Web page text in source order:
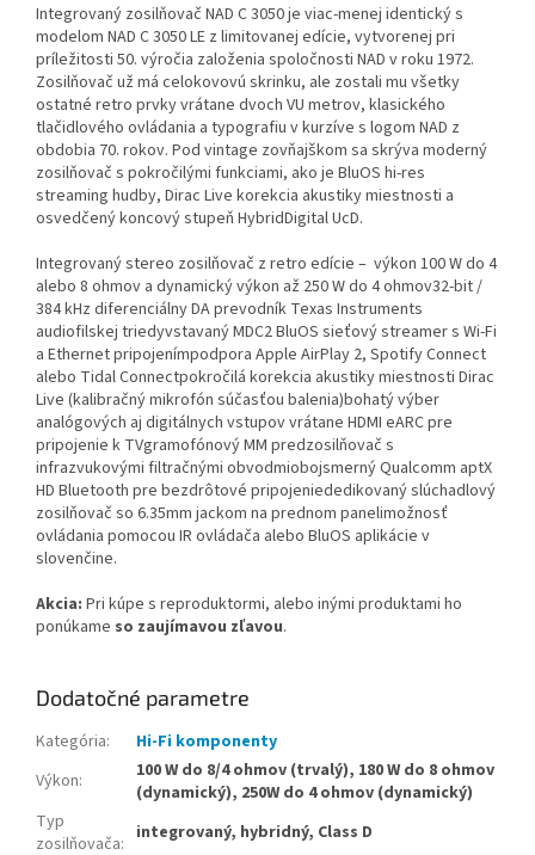
Integrovaný zosilňovač NAD C 3050 je viac-menej identický s
modelom NAD C 3050 LE z limitovanej edície, vytvorenej pri
príležitosti 50. výročia založenia spoločnosti NAD v roku 1972.
Zosilňovač už má celokovovú skrinku, ale zostali mu všetky
ostatné retro prvky vrátane dvoch VU metrov, klasického
tlačidlového ovládania a typografiu v kurzíve s logom NAD z
obdobia 70. rokov. Pod vintage zovňajškom sa skrýva moderný
zosilňovač s pokročilými funkciami, ako je BluOS hi-res
streaming hudby, Dirac Live korekcia akustiky miestnosti a
osvedčený koncový stupeň HybridDigital UcD.
Integrovaný stereo zosilňovač z retro edície – výkon 100 W do 4
alebo 8 ohmov a dynamický výkon až 250 W do 4 ohmov32-bit /
384 kHz diferenciálny DA prevodník Texas Instruments
audiofilskej triedyvstavaný MDC2 BluOS sieťový streamer s Wi-Fi
a Ethernet pripojenímpodpora Apple AirPlay 2, Spotify Connect
alebo Tidal Connectpokročilá korekcia akustiky miestnosti Dirac
Live (kalibračný mikrofón súčasťou balenia)bohatý výber
analógových aj digitálnych vstupov vrátane HDMI eARC pre
pripojenie k TVgramofónový MM predzosilňovač s
infrazvukovými filtračnými obvodmiobojsmerný Qualcomm aptX
HD Bluetooth pre bezdrôtové pripojeniededikovaný slúchadlový
zosilňovač so 6.35mm jackom na prednom panelimožnosť
ovládania pomocou IR ovládača alebo BluOS aplikácie v
slovenčine.
Akcia: Pri kúpe s reproduktormi, alebo inými produktami ho
ponúkame so zaujímavou zľavou.
Dodatočné parametre
Kategória:
Hi-Fi komponenty
Výkon:
100 W do 8/4 ohmov (trvalý), 180 W do 8 ohmov
(dynamický), 250W do 4 ohmov (dynamický)
Typ
zosilňovača: integrovaný, hybridný, Class D